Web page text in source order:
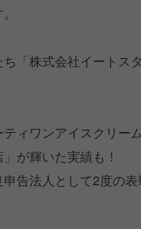
「株式会社イートス
ィワンアイスクリー
が輝いた実績も！
申告法人として2度の